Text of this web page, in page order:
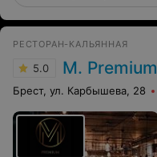
РЕСТОРАН-КАЛЬЯННАЯ
5.0 М. Premium
Брест, ул. Карбышева, 28